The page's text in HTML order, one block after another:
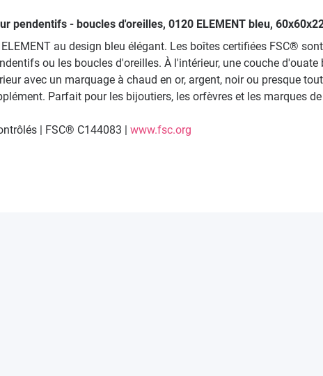
pendentifs - boucles d'oreilles, 0120 ELEMENT bleu,
au design bleu élégant. Les boîtes certifiées FSC®
ou les boucles d'oreilles. À l'intérieur, une couche
avec un marquage à chaud en or, argent, noir ou presque
Parfait pour les bijoutiers, les orfèvres et les marques
| FSC® C144083 | www.fsc.org